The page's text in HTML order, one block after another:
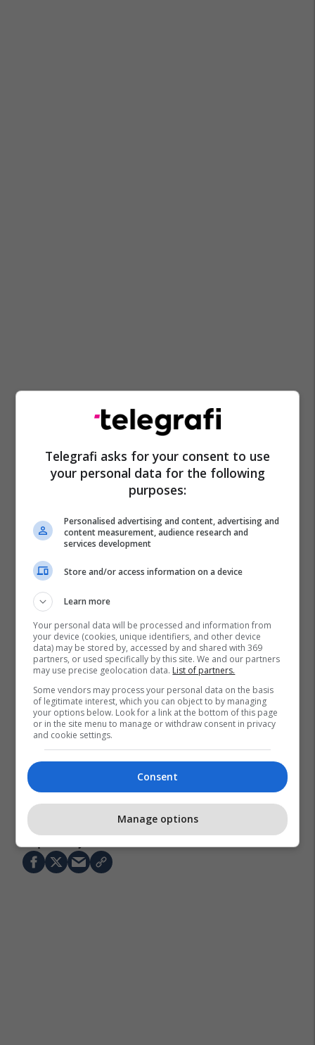
Dhoma Ekonomike E Grave
Zyra E Rregullatorit Të Energjisë
Telegrafi asks for your consent to use
your personal data for the following
purposes:
Personalised advertising and content, advertising and
content measurement, audience research and
services development
Store and/or access information on a device
Learn more
Your personal data will be processed and information from
your device (cookies, unique identifiers, and other device
data) may be stored by, accessed by and shared with 369
partners, or used specifically by this site. We and our partners
may use precise geolocation data. List of partners.
Some vendors may process your personal data on the basis
of legitimate interest, which you can object to by managing
your options below. Look for a link at the bottom of this page
or in the site menu to manage or withdraw consent in privacy
and cookie settings.
Consent
Manage options